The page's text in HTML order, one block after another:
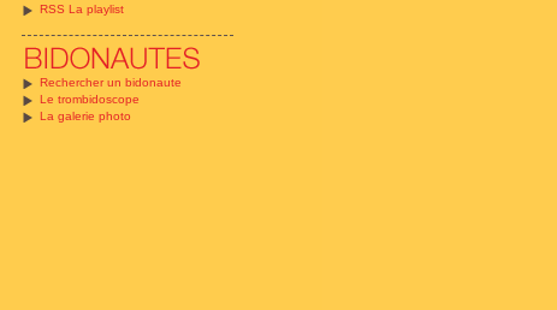
RSS La playlist
Rechercher un bidonaute
Le trombidoscope
La galerie photo